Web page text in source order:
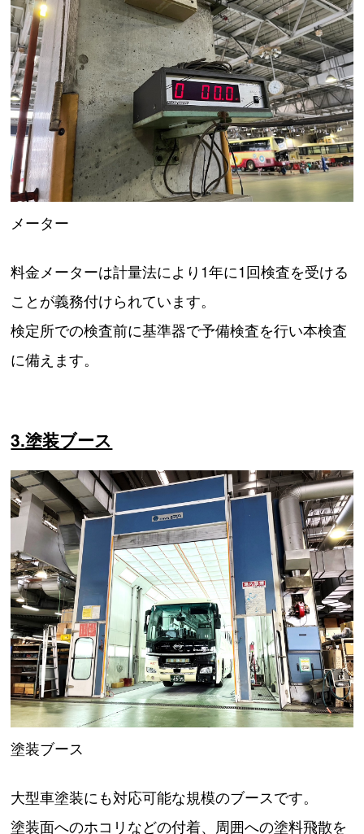
メーター
料金メーターは計量法により1年に1回検査を受ける
ことが義務付けられています。
検定所での検査前に基準器で予備検査を行い本検査
に備えます。
3.塗装ブース
塗装ブース
大型車塗装にも対応可能な規模のブースです。
塗装面へのホコリなどの付着、周囲への塗料飛散を